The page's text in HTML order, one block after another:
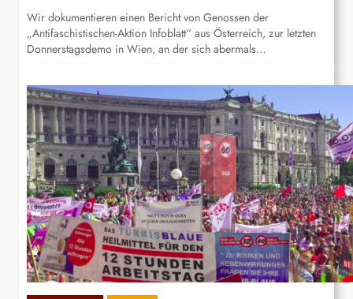
Wir dokumentieren einen Bericht von Genossen der
„Antifaschistischen-Aktion Infoblatt“ aus Österreich, zur letzten
Donnerstagsdemo in Wien, an der sich abermals…